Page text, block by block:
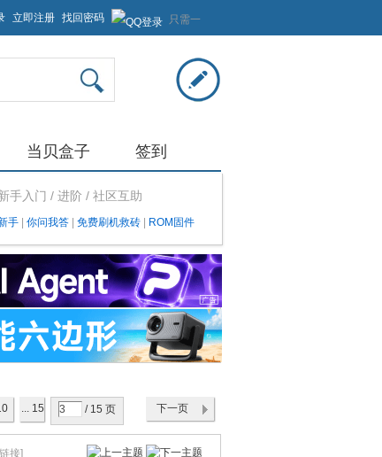
只需一
步，快
速开始
立即注册 找回密码
当贝盒子 签到
手入门 / 进阶 / 社区互助
手 你问我答 免费刷机救砖 ROM固件
... 15 / 15 页 下一页
接]